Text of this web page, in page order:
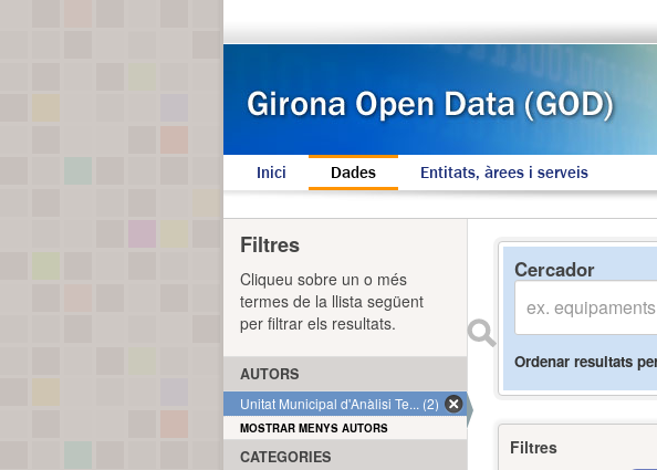
Inici Dades Entitats, àrees i serveis
Cercador
Ordenar resultats
Filtres
Filtres
Cliqueu sobre un o més
termes de la llista següent
per filtrar els resultats.
AUTORS
Unitat Municipal d'Anàlisi Te... (2)
MOSTRAR MENYS AUTORS
CATEGORIES